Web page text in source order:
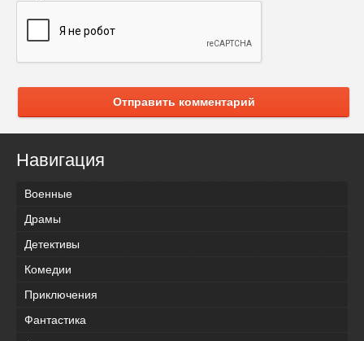
Отправить комментарий
Навигация
Военные
Драмы
Детективы
Комедии
Приключения
Фантастика